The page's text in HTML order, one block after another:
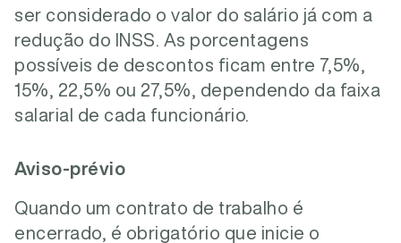
ser considerado o valor do salário já com a
redução do INSS. As porcentagens
possíveis de descontos ficam entre 7,5%,
15%, 22,5% ou 27,5%, dependendo da faixa
salarial de cada funcionário.
Aviso-prévio
Quando um contrato de trabalho é
encerrado, é obrigatório que inicie o